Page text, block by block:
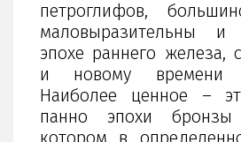
петроглифов,
маловыразительны и
эпохе раннего железа,
и новому времени
Наиболее ценное –
панно эпохи